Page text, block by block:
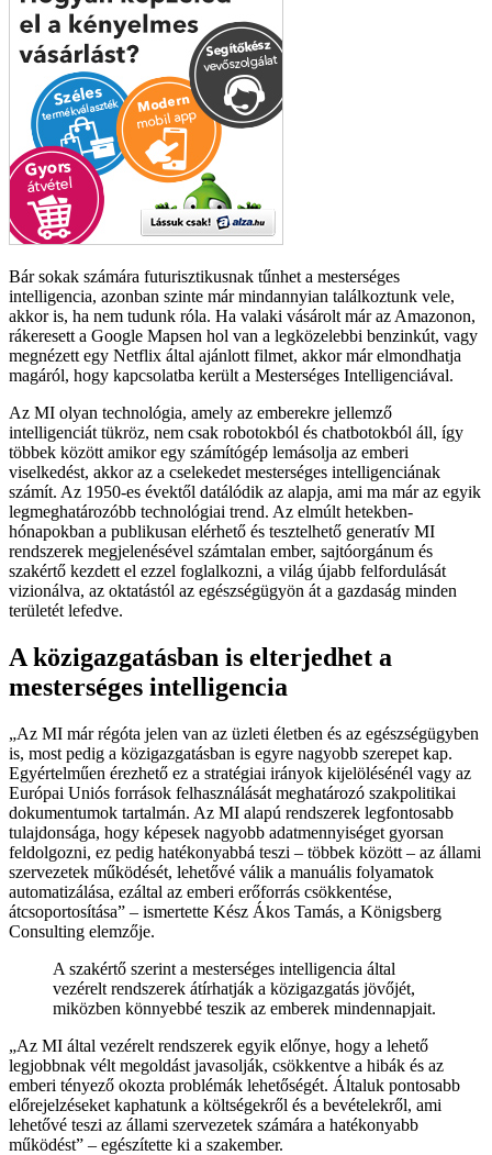
Bár sokak számára futurisztikusnak tűnhet a mesterséges
intelligencia, azonban szinte már mindannyian találkoztunk vele,
akkor is, ha nem tudunk róla. Ha valaki vásárolt már az Amazonon,
rákeresett a Google Mapsen hol van a legközelebbi benzinkút, vagy
megnézett egy Netflix által ajánlott filmet, akkor már elmondhatja
magáról, hogy kapcsolatba került a Mesterséges Intelligenciával.
Az MI olyan technológia, amely az emberekre jellemző
intelligenciát tükröz, nem csak robotokból és chatbotokból áll, így
többek között amikor egy számítógép lemásolja az emberi
viselkedést, akkor az a cselekedet mesterséges intelligenciának
számít. Az 1950-es évektől datálódik az alapja, ami ma már az egyik
legmeghatározóbb technológiai trend. Az elmúlt hetekben-
hónapokban a publikusan elérhető és tesztelhető generatív MI
rendszerek megjelenésével számtalan ember, sajtóorgánum és
szakértő kezdett el ezzel foglalkozni, a világ újabb felfordulását
vizionálva, az oktatástól az egészségügyön át a gazdaság minden
területét lefedve.
A közigazgatásban is elterjedhet a
mesterséges intelligencia
Az MI már régóta jelen van az üzleti életben és az egészségügyben
is, most pedig a közigazgatásban is egyre nagyobb szerepet kap.
Egyértelműen érezhető ez a stratégiai irányok kijelölésénél vagy az
Európai Uniós források felhasználását meghatározó szakpolitikai
dokumentumok tartalmán. Az MI alapú rendszerek legfontosabb
tulajdonsága, hogy képesek nagyobb adatmennyiséget gyorsan
feldolgozni, ez pedig hatékonyabbá teszi – többek között – az állami
szervezetek működését, lehetővé válik a manuális folyamatok
automatizálása, ezáltal az emberi erőforrás csökkentése,
átcsoportosítása
– ismertette Kész Ákos Tamás, a Königsberg
Consulting elemzője.
A szakértő szerint a mesterséges intelligencia által
vezérelt rendszerek átírhatják a közigazgatás jövőjét,
miközben könnyebbé teszik az emberek mindennapjait.
Az MI által vezérelt rendszerek egyik előnye, hogy a lehető
legjobbnak vélt megoldást javasolják, csökkentve a hibák és az
emberi tényező okozta problémák lehetőségét. Általuk pontosabb
előrejelzéseket kaphatunk a költségekről és a bevételekről, ami
lehetővé teszi az állami szervezetek számára a hatékonyabb
működést
– egészítette ki a szakember.